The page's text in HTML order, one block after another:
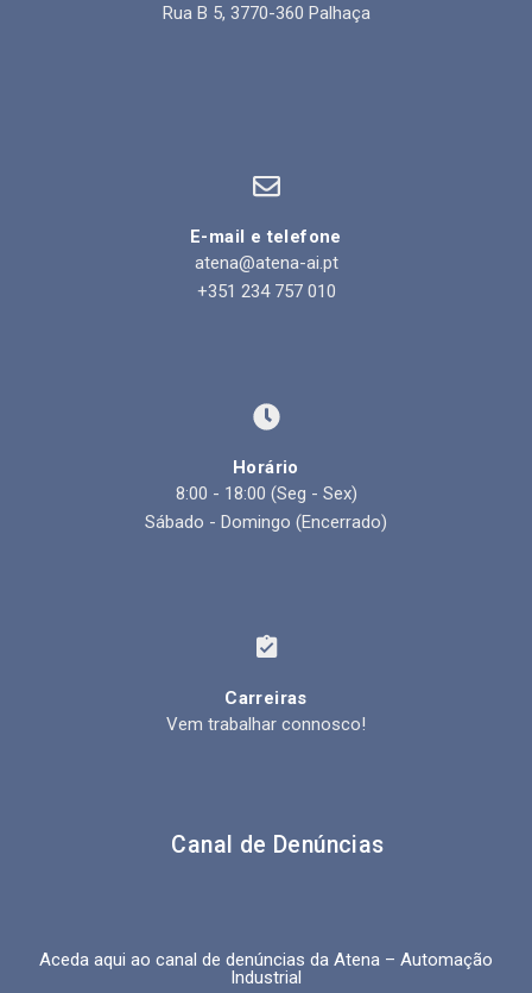
Rua B 5, 3770-360 Palhaça
E-mail e telefone
atena@atena-ai.pt
+351 234 757 010
Horário
8:00 - 18:00 (Seg - Sex)
Sábado - Domingo (Encerrado)
Carreiras
Vem trabalhar connosco!
Canal de Denúncias
Aceda aqui ao canal de denúncias da Atena – Automação
Industrial